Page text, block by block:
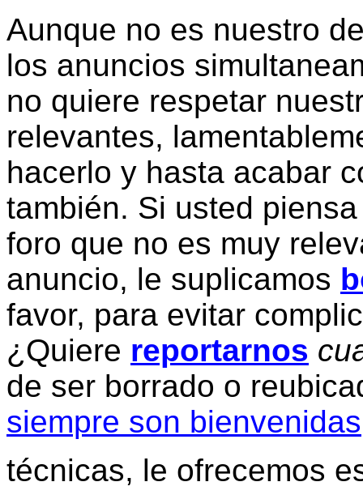
Aunque no es nuestro
los anuncios
no quiere respetar
relevantes,
hacerlo y hasta acabar
también. Si usted
foro que no es muy
anuncio, le suplicamos
favor, para evitar
¿Quiere reportarnos
de ser borrado o
siempre son bienvenidas
técnicas, le ofrecemos